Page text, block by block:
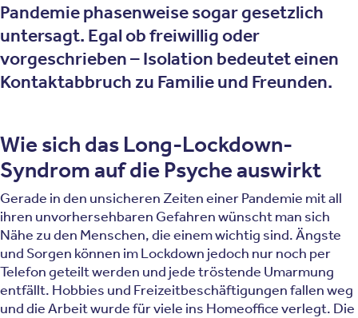
Pandemie phasenweise sogar gesetzlich
untersagt. Egal ob freiwillig oder
vorgeschrieben – Isolation bedeutet einen
Kontaktabbruch zu Familie und Freunden.
Wie sich das Long-Lockdown-
Syndrom auf die Psyche auswirkt
Gerade in den unsicheren Zeiten einer Pandemie mit all
ihren unvorhersehbaren Gefahren wünscht man sich
Nähe zu den Menschen, die einem wichtig sind. Ängste
und Sorgen können im Lockdown jedoch nur noch per
Telefon geteilt werden und jede tröstende Umarmung
entfällt. Hobbies und Freizeitbeschäftigungen fallen weg
und die Arbeit wurde für viele ins Homeoffice verlegt. Die